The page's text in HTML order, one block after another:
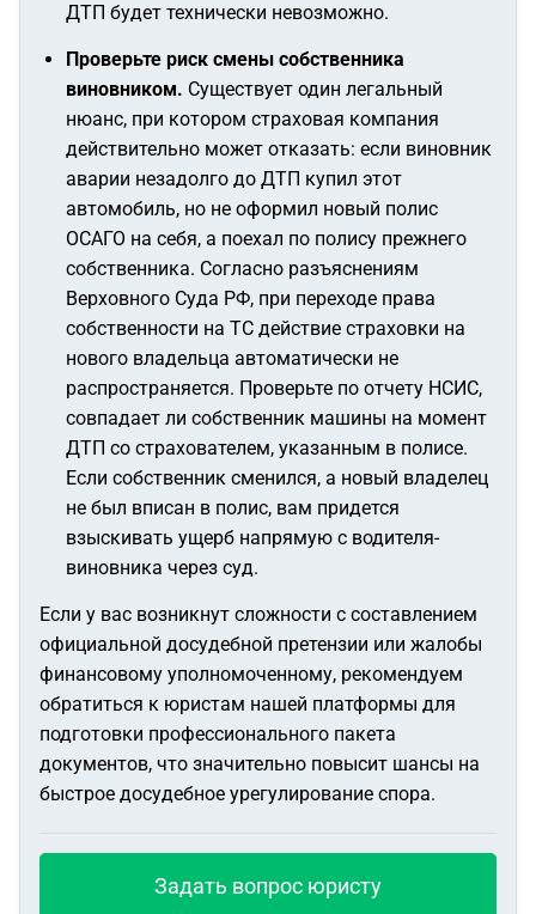
ДТП будет технически невозможно.
Проверьте риск смены собственника
виновником. Существует один легальный
нюанс, при котором страховая компания
действительно может отказать: если виновник
аварии незадолго до ДТП купил этот
автомобиль, но не оформил новый полис
ОСАГО на себя, а поехал по полису прежнего
собственника. Согласно разъяснениям
Верховного Суда РФ, при переходе права
собственности на ТС действие страховки на
нового владельца автоматически не
распространяется. Проверьте по отчету НСИС,
совпадает ли собственник машины на момент
ДТП со страхователем, указанным в полисе.
Если собственник сменился, а новый владелец
не был вписан в полис, вам придется
взыскивать ущерб напрямую с водителя-
виновника через суд.
Если у вас возникнут сложности с составлением
официальной досудебной претензии или жалобы
финансовому уполномоченному, рекомендуем
обратиться к юристам нашей платформы для
подготовки профессионального пакета
документов, что значительно повысит шансы на
быстрое досудебное урегулирование спора.
Задать вопрос юристу